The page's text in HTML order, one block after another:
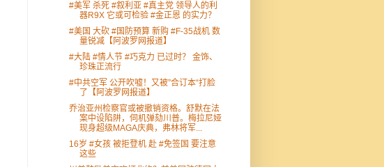
#美军 杀死 #叙利亚 #真主党 领导人的利
器R9X 它或可检验 #金正恩 的实力？
#美国 大砍 #国防预算 新购 #F-35战机 数
量锐减【阿波罗网报道】
#大陆 #情人节 #巧克力 已过时？ 金饰、
珍珠正流行
#中共空军 公开吹嘘！又被”合订本“打脸
了【阿波罗网报道】
乔治亚州检察官或被撤销资格。舒默在法
案中设陷阱，伺机弹劾川普。梅拉尼娅
现身超级MAGA庆典，弗林将军...
16岁 #女孩 被拒登机 赴 #免签国 要注意
这些